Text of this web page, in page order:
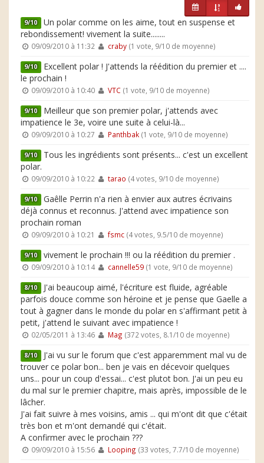
9/10 Un polar comme on les aime, tout en suspense et
rebondissement! vivement la suite........
09/09/2010 à 11:32 craby(1 vote, 9/10 de moyenne)
9/10 Excellent polar ! J'attends la réédition du premier et ....
le prochain !
09/09/2010 à 10:40 VTC(1 vote, 9/10 de moyenne)
9/10 Meilleur que son premier polar, j'attends avec
impatience le 3e, voire une suite à celui-là...
09/09/2010 à 10:27 Panthbak(1 vote, 9/10 de moyenne)
9/10 Tous les ingrédients sont présents... c'est un excellent
polar.
09/09/2010 à 10:22 tarao (4 votes, 9/10 de moyenne)
9/10 Gaêlle Perrin n'a rien à envier aux autres écrivains
déjà connus et reconnus. J'attend avec impatience son
prochain roman
09/09/2010 à 10:21 fsmc(4 votes, 9.5/10 de moyenne)
9/10 vivement le prochain !!! ou la réédition du premier .
09/09/2010 à 10:14 cannelle59(1 vote, 9/10 de moyenne)
8/10 J'ai beaucoup aimé, l'écriture est fluide, agréable
parfois douce comme son héroine et je pense que Gaelle a
tout à gagner dans le monde du polar en s'affirmant petit à
petit, j'attend le suivant avec impatience !
02/05/2011 à 13:46 Mag (372 votes, 8.1/10 de moyenne)
8/10 J'ai vu sur le forum que c'est apparemment mal vu de
trouver ce polar bon... ben je vais en décevoir quelques
uns... pour un coup d'essai... c'est plutot bon. J'ai un peu eu
du mal sur le premier chapitre, mais après, impossible de le
lâcher.
J'ai fait suivre à mes voisins, amis ... qui m'ont dit que c'était
très bon et m'ont demandé qui c'était.
A confirmer avec le prochain ???
09/09/2010 à 15:56 Looping (33 votes, 7.7/10 de moyenne)